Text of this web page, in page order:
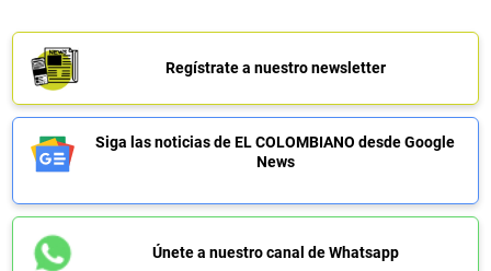
Regístrate a nuestro newsletter
Siga las noticias de EL COLOMBIANO desde Google
News
Únete a nuestro canal de Whatsapp